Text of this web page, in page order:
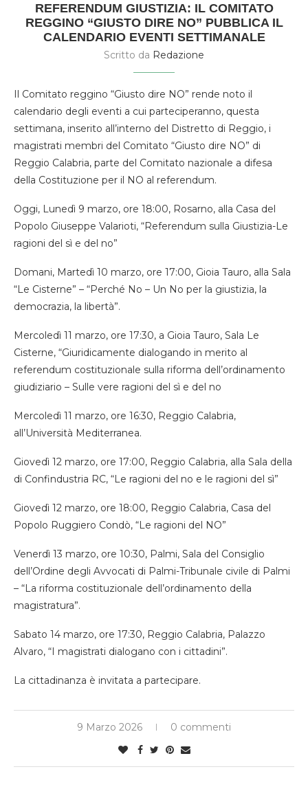
REFERENDUM GIUSTIZIA: IL COMITATO
REGGINO “GIUSTO DIRE NO” PUBBLICA IL
CALENDARIO EVENTI SETTIMANALE
Scritto da Redazione
Il Comitato reggino “Giusto dire NO” rende noto il
calendario degli eventi a cui parteciperanno, questa
settimana, inserito all’interno del Distretto di Reggio, i
magistrati membri del Comitato “Giusto dire NO” di
Reggio Calabria, parte del Comitato nazionale a difesa
della Costituzione per il NO al referendum.
Oggi, Lunedì 9 marzo, ore 18:00, Rosarno, alla Casa del
Popolo Giuseppe Valarioti, “Referendum sulla Giustizia-Le
ragioni del sì e del no”
Domani, Martedì 10 marzo, ore 17:00, Gioia Tauro, alla Sala
“Le Cisterne” – “Perché No – Un No per la giustizia, la
democrazia, la libertà”.
Mercoledì 11 marzo, ore 17:30, a Gioia Tauro, Sala Le
Cisterne, “Giuridicamente dialogando in merito al
referendum costituzionale sulla riforma dell’ordinamento
giudiziario – Sulle vere ragioni del sì e del no
Mercoledì 11 marzo, ore 16:30, Reggio Calabria,
all’Università Mediterranea.
Giovedì 12 marzo, ore 17:00, Reggio Calabria, alla Sala della
di Confindustria RC, “Le ragioni del no e le ragioni del sì”
Giovedì 12 marzo, ore 18:00, Reggio Calabria, Casa del
Popolo Ruggiero Condò, “Le ragioni del NO”
Venerdì 13 marzo, ore 10:30, Palmi, Sala del Consiglio
dell’Ordine degli Avvocati di Palmi-Tribunale civile di Palmi
– “La riforma costituzionale dell’ordinamento della
magistratura”.
Sabato 14 marzo, ore 17:30, Reggio Calabria, Palazzo
Alvaro, “I magistrati dialogano con i cittadini”.
La cittadinanza è invitata a partecipare.
9 Marzo 2026 0 commenti